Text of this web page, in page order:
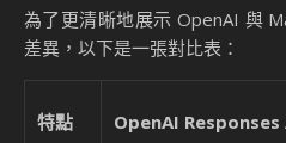
為了更清晰地展示 OpenAI 與
差異，以下是一張對比表：
特點 OpenAI Responses